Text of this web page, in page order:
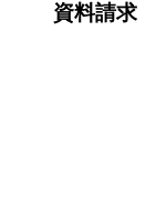
資料請求